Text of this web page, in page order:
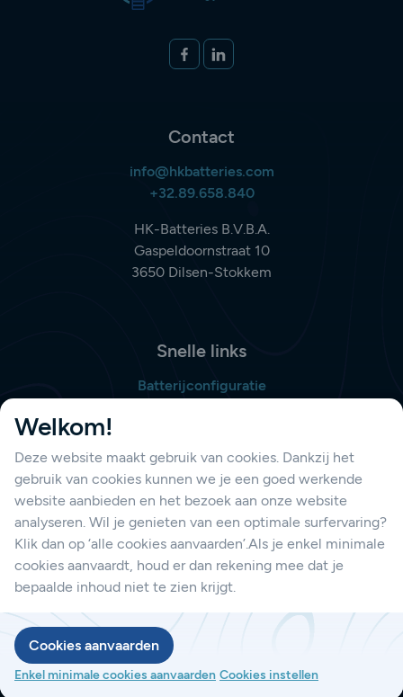
Volg ons op
FACEBOOKLINKEDIN
Contact
info@hkbatteries.com
+32.89.658.840
HK-Batteries B.V.B.A.
Gaspeldoornstraat 10
3650 Dilsen-Stokkem
Snelle links
Batterijconfiguratie
Support
Contacteer ons
Privacybeleid
Cookiebeleid
webdesign © Sanmax Projects
Welkom!
Deze website maakt gebruik van cookies. Dankzij het
gebruik van cookies kunnen we je een goed werkende
website aanbieden en het bezoek aan onze website
analyseren. Wil je genieten van een optimale surfervaring?
Klik dan op ‘alle cookies aanvaarden’.Als je enkel minimale
cookies aanvaardt, houd er dan rekening mee dat je
bepaalde inhoud niet te zien krijgt.
Cookies aanvaarden
Enkel minimale cookies aanvaarden Cookies instellen